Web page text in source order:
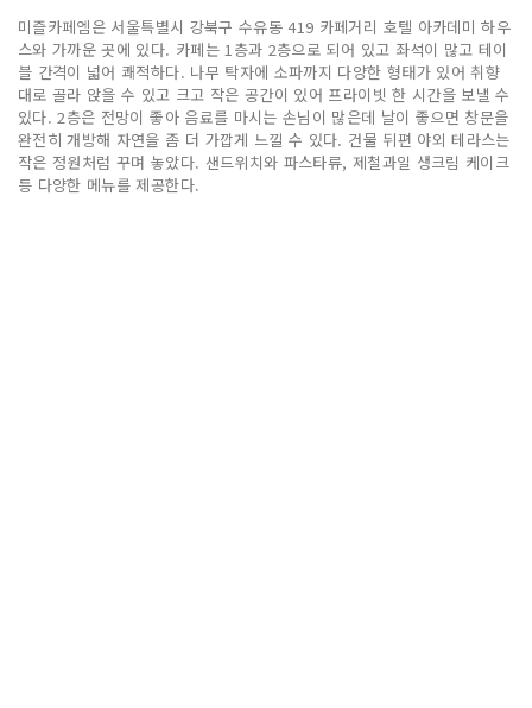
미즐카페엠은 서울특별시 강북구 수유동 419 카페거리 호텔 아카데미 하우
스와 가까운 곳에 있다. 카페는 1층과 2층으로 되어 있고 좌석이 많고 테이
블 간격이 넓어 쾌적하다. 나무 탁자에 소파까지 다양한 형태가 있어 취향
대로 골라 앉을 수 있고 크고 작은 공간이 있어 프라이빗 한 시간을 보낼 수
있다. 2층은 전망이 좋아 음료를 마시는 손님이 많은데 날이 좋으면 창문을
완전히 개방해 자연을 좀 더 가깝게 느낄 수 있다. 건물 뒤편 야외 테라스는
작은 정원처럼 꾸며 놓았다. 샌드위치와 파스타류, 제철과일 생크림 케이크
등 다양한 메뉴를 제공한다.